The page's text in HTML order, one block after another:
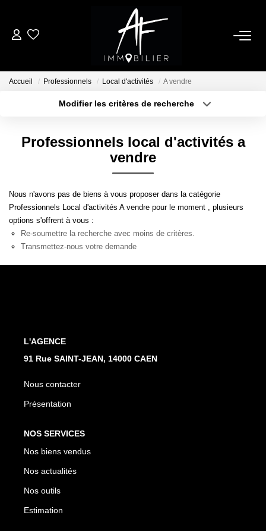
ACHETER
Qui Sommes Nous
Notre Équipe
Nos Services
Accueil Professionnels Local d'activités A vendre
Modifier les critères de recherche
Type de bien
Surface min
Créer une alerte
Professionnels local d'activités a
vendre
Nous n'avons pas de biens à vous proposer dans la catégorie
Professionnels Local d'activités A vendre pour le moment , plusieurs
options s'offrent à vous :
Re-soumettre la recherche avec moins de critères.
Transmettez-nous votre demande
L'AGENCE
91 Rue SAINT-JEAN, 14000 CAEN
Nous contacter
Présentation
NOS SERVICES
Nos biens vendus
Nos actualités
Nos outils
Estimation